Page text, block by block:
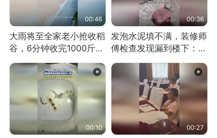
00:46
大雨将至全家老小抢收稻
谷，6分钟收完1000斤，
没有一个人掉链子
00:36
发泡水泥填不满，装修师
傅检查发现漏到楼下：出
风口未延伸到外墙
00:10 00:27